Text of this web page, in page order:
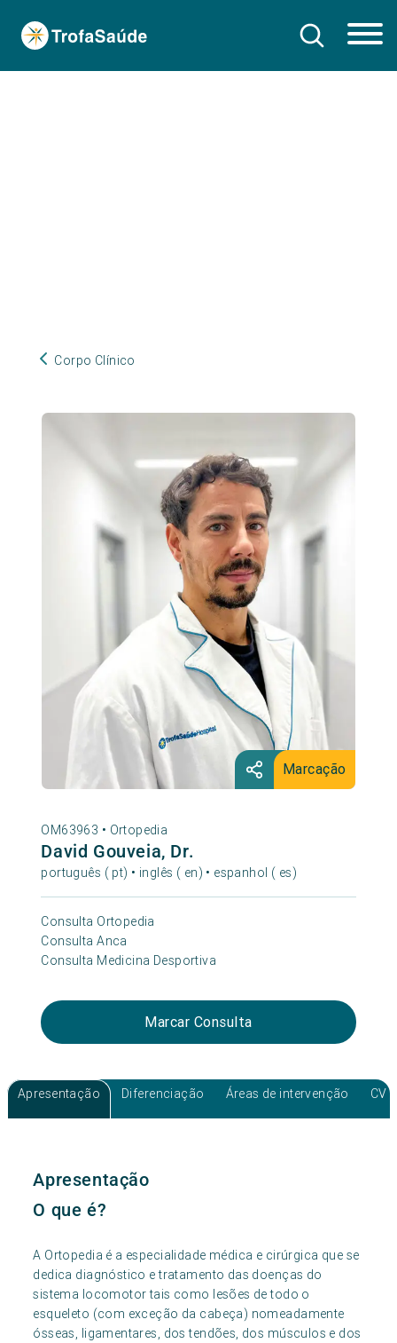
Corpo Clínico
Marcação
OM63963 • Ortopedia
David Gouveia, Dr.
português ( pt) • inglês ( en) • espanhol ( es)
Consulta Ortopedia
Consulta Anca
Consulta Medicina Desportiva
Marcar Consulta
Apresentação Diferenciação Áreas de intervenção CV
Apresentação
O que é?
A Ortopedia é a especialidade médica e cirúrgica que se
dedica diagnóstico e tratamento das doenças do
sistema locomotor tais como lesões de todo o
esqueleto (com exceção da cabeça) nomeadamente
ósseas, ligamentares, dos tendões, dos músculos e dos